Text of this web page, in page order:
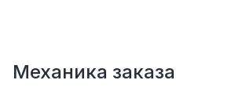
Механика заказа